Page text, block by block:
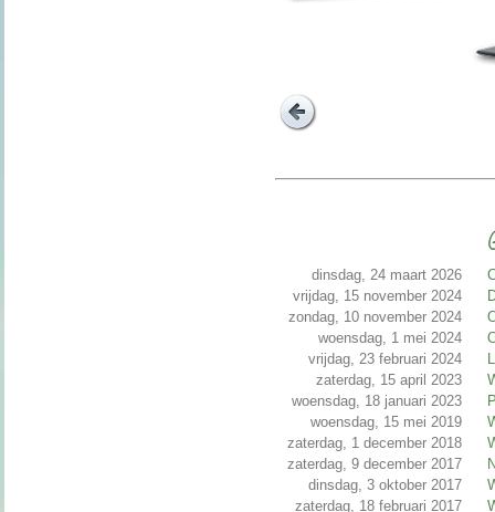
dinsdag, 24 maart 2026
vrijdag, 15 november 2024
zondag, 10 november 2024
woensdag, 1 mei 2024
vrijdag, 23 februari 2024
zaterdag, 15 april 2023
woensdag, 18 januari 2023
woensdag, 15 mei 2019
zaterdag, 1 december 2018
zaterdag, 9 december 2017
dinsdag, 3 oktober 2017
zaterdag, 18 februari 2017